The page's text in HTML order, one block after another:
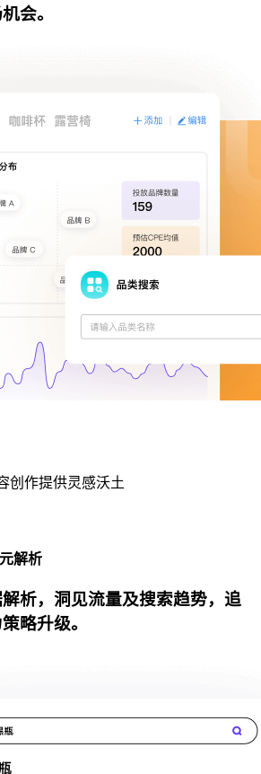
会。
创作提供灵感沃土
解析
析，洞见流量及搜索趋势，追
略升级。